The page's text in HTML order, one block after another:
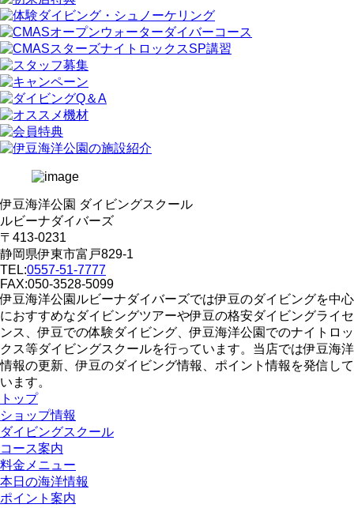
伊豆海洋公園 ダイビングスクール
ルビーナダイバーズ
〒413-0231
静岡県伊東市富戸829-1
TEL:0557-51-7777
FAX:050-3528-5099
伊豆海洋公園ルビーナダイバーズでは伊豆のダイビングを中心
におすすめなダイビングツアーや伊豆の格安ダイビングライセ
ンス、伊豆での体験ダイビング、伊豆海洋公園でのナイトロッ
クス等ダイビングスクールを行っています。当店では伊豆海洋
情報の更新、伊豆のダイビング情報、ポイント情報を発信して
います。
トップ
ショップ情報
ダイビングスクール
コース案内
料金メニュー
本日の海洋情報
ポイント案内